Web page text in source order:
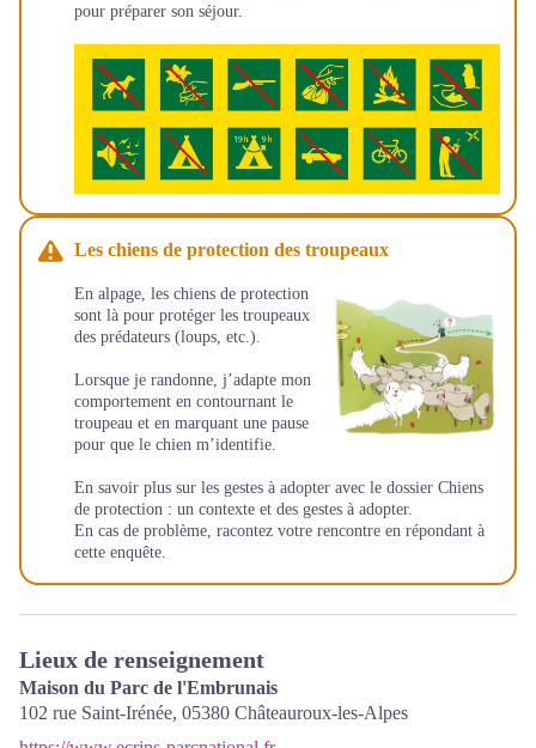
pour préparer son séjour.
Les chiens de protection des troupeaux
En alpage, les chiens de protection
sont là pour protéger les troupeaux
des prédateurs (loups, etc.).
Lorsque je randonne, j’adapte mon
comportement en contournant le
troupeau et en marquant une pause
pour que le chien m’identifie.
En savoir plus sur les gestes à adopter avec le dossier Chiens
de protection : un contexte et des gestes à adopter.
En cas de problème, racontez votre rencontre en répondant à
cette enquête.
Lieux de renseignement
Maison du Parc de l'Embrunais
102 rue Saint-Irénée, 05380 Châteauroux-les-Alpes